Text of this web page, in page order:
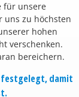
für unsere
uns zu höchsten
hohen
verschenken.
bereichern.
festgelegt, damit